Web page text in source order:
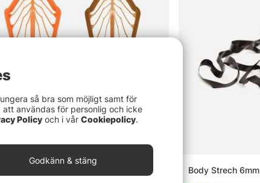
Body Strech 6mm
så bra som möjligt samt för
användas för personlig och icke
Policy och i vår Cookiepolicy.
Godkänn & stäng